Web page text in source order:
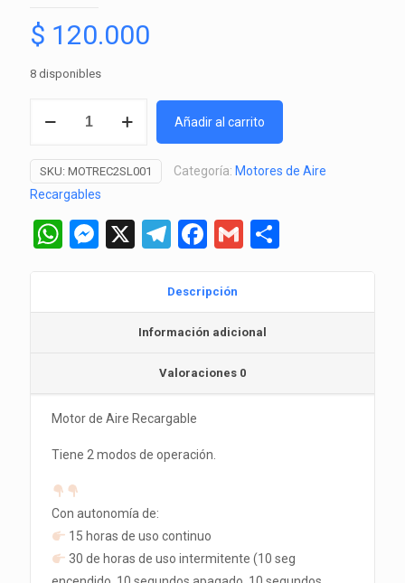
$ 120.000
8 disponibles
Recargable
AC/DC
de
2
cantidad
Añadir al carrito
SKU: MOTREC2SL001 Categoría: Motores de Aire
Recargables
WhatsApp
Messenger
X Telegram
Facebook
Gmail
Descripción
Información adicional
Valoraciones 0
Motor de Aire Recargable
Tiene 2 modos de operación.
Con autonomía de:
15 horas de uso continuo
30 de horas de uso intermitente (10 seg